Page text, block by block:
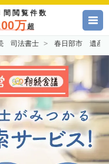
間閲覧件数
万超
司法書士 春日部市 遺産